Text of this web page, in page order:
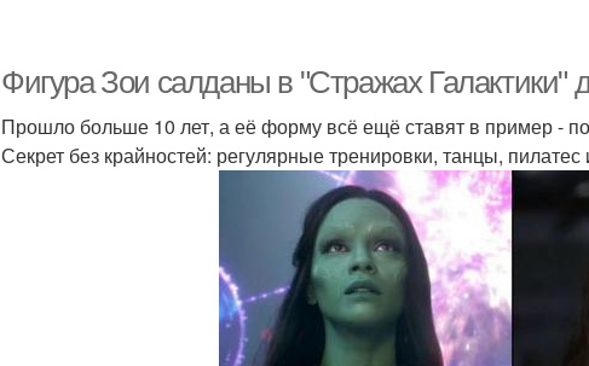
Фигура Зои салданы в "Стражах Галактики"
Прошло больше 10 лет, а её форму всё ещё ставят в пример -
Секрет без крайностей: регулярные тренировки, танцы,